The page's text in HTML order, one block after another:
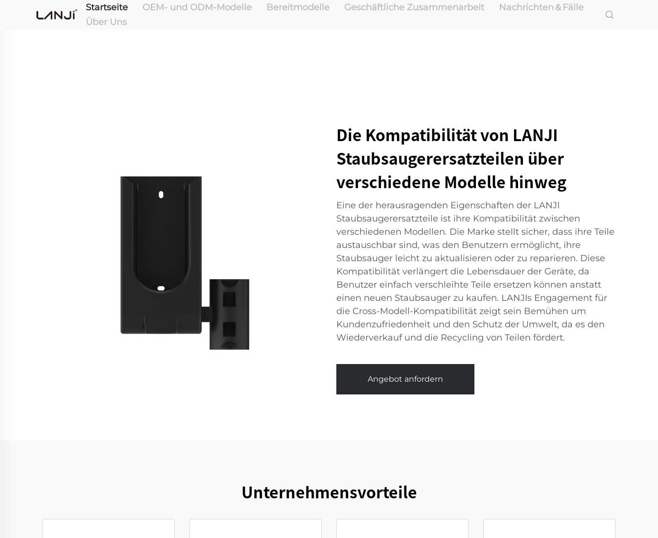
Startseite OEM- und ODM-Modelle Bereitmodelle Geschäftliche Zusammenarbeit
Nachrichten＆Fälle
Über Uns
Die Kompatibilität von LANJI
Staubsaugerersatzteilen über
verschiedene Modelle hinweg
Eine der herausragenden Eigenschaften der LANJI
Staubsaugerersatzteile ist ihre Kompatibilität zwischen
verschiedenen Modellen. Die Marke stellt sicher, dass ihre Teile
austauschbar sind, was den Benutzern ermöglicht, ihre
Staubsauger leicht zu aktualisieren oder zu reparieren. Diese
Kompatibilität verlängert die Lebensdauer der Geräte, da
Benutzer einfach verschleihte Teile ersetzen können anstatt
einen neuen Staubsauger zu kaufen. LANJIs Engagement für
die Cross-Modell-Kompatibilität zeigt sein Bemühen um
Kundenzufriedenheit und den Schutz der Umwelt, da es den
Wiederverkauf und die Recycling von Teilen fördert.
Angebot anfordern
Unternehmensvorteile